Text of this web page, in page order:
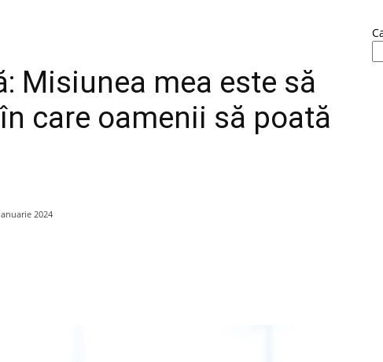
Misiunea mea este să
care oamenii să poată
2024